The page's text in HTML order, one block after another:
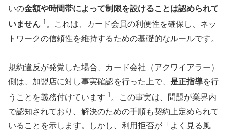
いの金額や時間帯によって制限を設けることは認められて
いません 1。これは、カード会員の利便性を確保し、ネッ
トワークの信頼性を維持するための基礎的なルールです。
規約違反が発覚した場合、カード会社（アクワイアラー）
側は、加盟店に対し事実確認を行った上で、 是正指導を行
うことを義務付けています 1。この事実は、問題が業界内
で認知されており、解決のための手順も契約上定められて
いることを示します。しかし、利用拒否が「よく見る風